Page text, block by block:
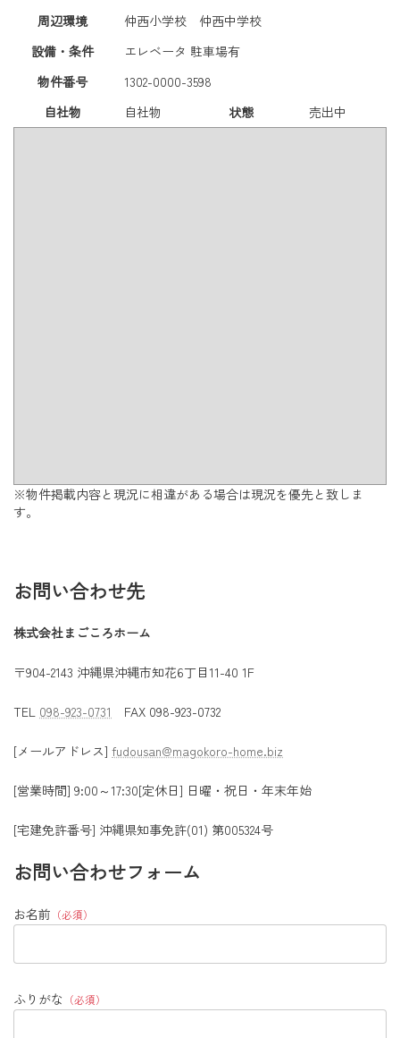
周辺環境
仲西小学校 仲西中学校
設備・条件
エレベータ 駐車場有
物件番号
1302-0000-3598
自社物
自社物 状態 売出中
※物件掲載内容と現況に相違がある場合は現況を優先と致しま
す。
お問い合わせ先
株式会社まごころホーム
〒904-2143 沖縄県沖縄市知花6丁目11-40 1F
TEL 098-923-0731 FAX 098-923-0732
[メールアドレス] fudousan@magokoro-home.biz
[営業時間] 9:00～17:30[定休日] 日曜・祝日・年末年始
[宅建免許番号] 沖縄県知事免許(01) 第005324号
お問い合わせフォーム
お名前 （必須）
ふりがな （必須）